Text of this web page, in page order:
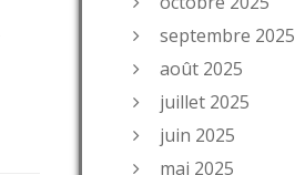
septembre 2025
août 2025
juillet 2025
juin 2025
mai 2025